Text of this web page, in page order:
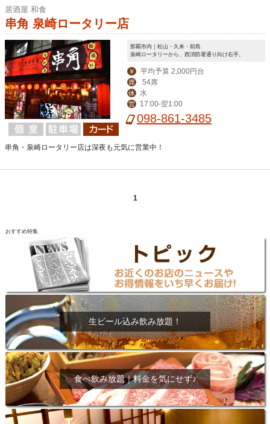
居酒屋 和食
串角 泉崎ロータリー店
那覇市内｜松山・久米・前島
泉崎ロータリーから、西消防署通り向け右手。
￥ 平均予算 2,000円台
席 54席
休 水
営 17:00-翌1:00
098-861-3485
串角・泉崎ロータリー店は深夜も元気に営業中！
1
おすすめ特集
生ビール込み飲み放題！
食べ飲み放題｜料金を気にせず♪